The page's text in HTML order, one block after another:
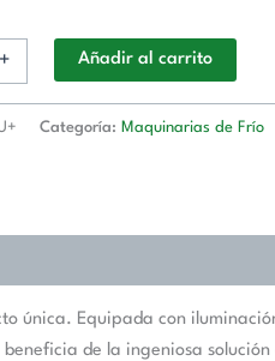
+ Añadir al carrito
Categoría: Maquinarias de Frío
única. Equipada con
de la ingeniosa